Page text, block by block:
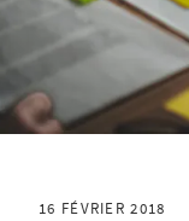
16 FÉVRIER 2018